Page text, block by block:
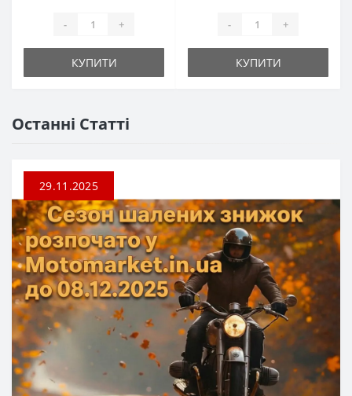
- +
КУПИТИ
- +
КУПИТИ
Останні Статті
29.11.2025